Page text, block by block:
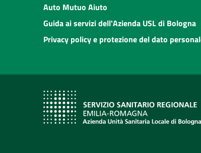
Auto Mutuo Aiuto
Guida ai servizi dell'Azienda USL di Bologna
Privacy policy e protezione del dato